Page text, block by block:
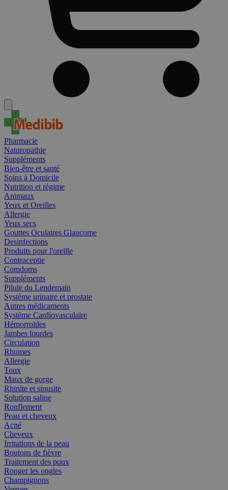
Pharmacie
Naturopathie
Suppléments
Bien-être et santé
Soins à Domicile
Nutrition et régime
Animaux
Yeux et Oreilles
Allergie
Yeux secs
Gouttes Oculaires Glaucome
Desinfections
Produits pour l'oreille
Contraceptie
Comdoms
Suppléments
Pilule du Lendemain
Système urinaire et prostate
Autres médicaments
Système Cardiovasculaire
Hémorroïdes
Jambes lourdes
Circulation
Rhumes
Allergie
Toux
Maux de gorge
Rhinite et sinusite
Solution saline
Ronflement
Peau et cheveux
Acné
Cheveux
Irritations de la peau
Boutons de fièvre
Traitement des poux
Ronger les ongles
Champignons